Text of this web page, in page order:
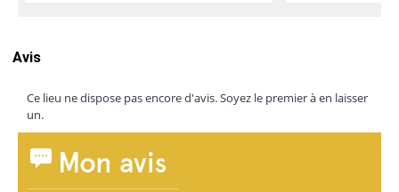
Avis
Ce lieu ne dispose pas encore d'avis. Soyez le premier à en laisser
un.
Mon avis